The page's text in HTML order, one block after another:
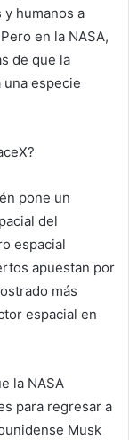
humanos a
en la NASA,
de que la
una especie
pone un
del
espacial
apuestan por
más
espacial en
la NASA
para regresar a
Musk